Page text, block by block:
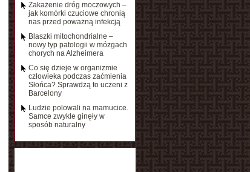
Zakażenie dróg moczowych –
jak komórki czuciowe chronią
nas przed poważną infekcją
Blaszki mitochondrialne –
nowy typ patologii w mózgach
chorych na Alzheimera
Co się dzieje w organizmie
człowieka podczas zaćmienia
Słońca? Sprawdzą to uczeni z
Barcelony
Ludzie polowali na mamucice.
Samce zwykle ginęły w
sposób naturalny